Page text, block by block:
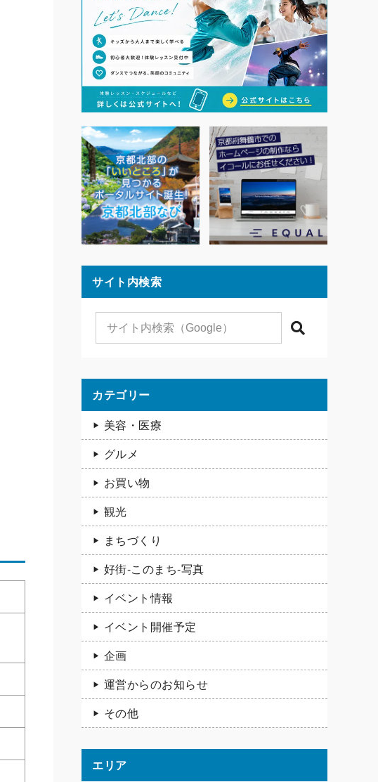
サイト内検索
検索
カテゴリー
美容・医療
グルメ
お買い物
観光
まちづくり
好街-このまち-写真
イベント情報
イベント開催予定
企画
運営からのお知らせ
その他
エリア